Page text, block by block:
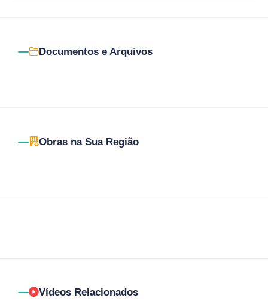
Documentos e Arquivos
Obras na Sua Região
Vídeos Relacionados